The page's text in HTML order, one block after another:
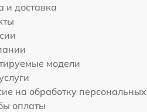
и доставка
модели
на обработку
оплаты